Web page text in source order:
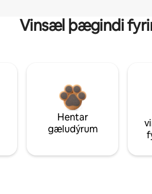
Vinsæl þægindi
Hentar
gæludýrum